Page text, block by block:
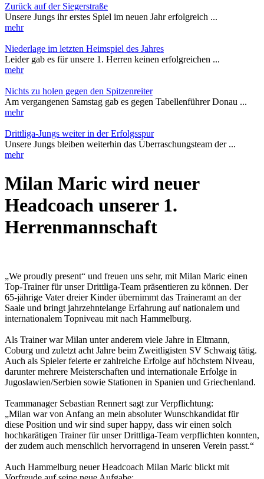
Zurück auf der Siegerstraße
Unsere Jungs ihr erstes Spiel im neuen Jahr erfolgreich ...
mehr
Niederlage im letzten Heimspiel des Jahres
Leider gab es für unsere 1. Herren keinen erfolgreichen ...
mehr
Nichts zu holen gegen den Spitzenreiter
Am vergangenen Samstag gab es gegen Tabellenführer Donau ...
mehr
Drittliga-Jungs weiter in der Erfolgsspur
Unsere Jungs bleiben weiterhin das Überraschungsteam der ...
mehr
Milan Maric wird neuer
Headcoach unserer 1.
Herrenmannschaft
„We proudly present“ und freuen uns sehr, mit Milan Maric einen
Top-Trainer für unser Drittliga-Team präsentieren zu können. Der
65-jährige Vater dreier Kinder übernimmt das Traineramt an der
Saale und bringt jahrzehntelange Erfahrung auf nationalem und
internationalem Topniveau mit nach Hammelburg.
Als Trainer war Milan unter anderem viele Jahre in Eltmann,
Coburg und zuletzt acht Jahre beim Zweitligisten SV Schwaig tätig.
Auch als Spieler feierte er zahlreiche Erfolge auf höchstem Niveau,
darunter mehrere Meisterschaften und internationale Erfolge in
Jugoslawien/Serbien sowie Stationen in Spanien und Griechenland.
Teammanager Sebastian Rennert sagt zur Verpflichtung:
„Milan war von Anfang an mein absoluter Wunschkandidat für
diese Position und wir sind super happy, dass wir einen solch
hochkarätigen Trainer für unser Drittliga-Team verpflichten konnten,
der zudem auch menschlich hervorragend in unseren Verein passt.“
Auch Hammelburg neuer Headcoach Milan Maric blickt mit